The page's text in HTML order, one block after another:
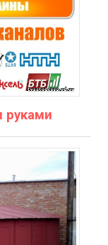
руками